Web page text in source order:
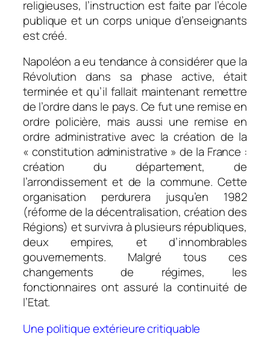
religieuses, l’instruction est faite par l’école
publique et un corps unique d’enseignants
est créé.
Napoléon a eu tendance à considérer que la
Révolution dans sa phase active, était
terminée et qu’il fallait maintenant remettre
de l’ordre dans le pays. Ce fut une remise en
ordre policière, mais aussi une remise en
ordre administrative avec la création de la
« constitution administrative » de la France :
création du département, de
l’arrondissement et de la commune. Cette
organisation perdurera jusqu’en 1982
(réforme de la décentralisation, création des
Régions) et survivra à plusieurs républiques,
deux empires, et d’innombrables
gouvernements. Malgré tous ces
changements de régimes, les
fonctionnaires ont assuré la continuité de
l’Etat.
Une politique extérieure critiquable